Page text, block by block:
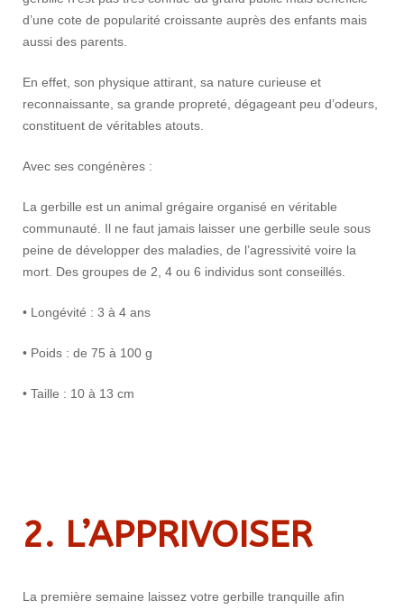
d’une cote de popularité croissante auprès des enfants mais
aussi des parents.
En effet, son physique attirant, sa nature curieuse et
reconnaissante, sa grande propreté, dégageant peu d’odeurs,
constituent de véritables atouts.
Avec ses congénères :
La gerbille est un animal grégaire organisé en véritable
communauté. Il ne faut jamais laisser une gerbille seule sous
peine de développer des maladies, de l’agressivité voire la
mort. Des groupes de 2, 4 ou 6 individus sont conseillés.
• Longévité : 3 à 4 ans
• Poids : de 75 à 100 g
• Taille : 10 à 13 cm
2. L’APPRIVOISER
La première semaine laissez votre gerbille tranquille afin